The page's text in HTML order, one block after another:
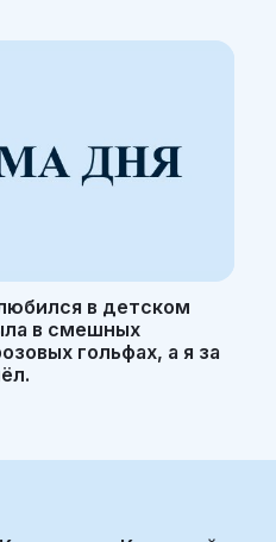
в детском
в смешных
гольфах, а я за